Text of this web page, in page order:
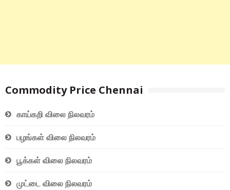
Commodity Price Chennai
காய்கறி விலை நிலவரம்
பழங்கள் விலை நிலவரம்
பூக்கள் விலை நிலவரம்
முட்டை விலை நிலவரம்